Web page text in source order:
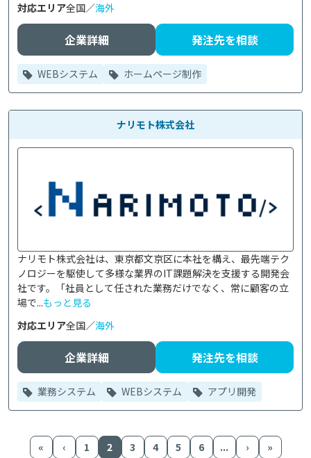
対応エリア全国／海外
企業詳細 発注先を相談
WEBシステム ホームページ制作
ナリモト株式会社
ナリモト株式会社は、東京都文京区に本社を構え、最先端テク
ノロジーを駆使して多様な業界のIT課題解決を支援する開発会
社です。「社員として任された業務だけでなく、常に顧客の立
場で...もっと見る
対応エリア全国／海外
企業詳細 発注先を相談
業務システム WEBシステム アプリ開発
« ‹ 1 2 3 4 5 6 ... › »